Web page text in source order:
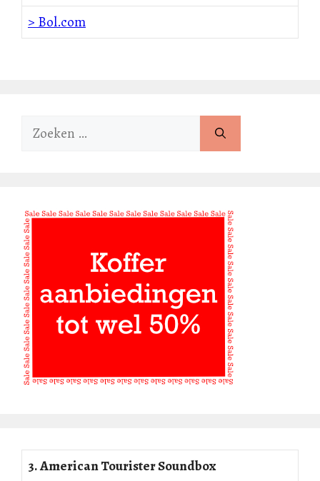
> Bol.com
Zoek
3. American Tourister Soundbox